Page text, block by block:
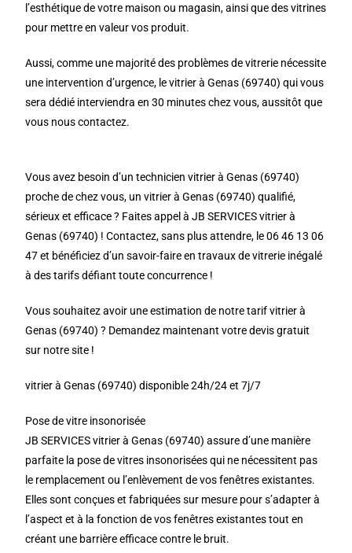
l’esthétique de votre maison ou magasin, ainsi que des vitrines
pour mettre en valeur vos produit.
Aussi, comme une majorité des problèmes de vitrerie nécessite
une intervention d’urgence, le vitrier à Genas (69740) qui vous
sera dédié interviendra en 30 minutes chez vous, aussitôt que
vous nous contactez.
Vous avez besoin d’un technicien vitrier à Genas (69740)
proche de chez vous, un vitrier à Genas (69740) qualifié,
sérieux et efficace ? Faites appel à JB SERVICES vitrier à
Genas (69740) ! Contactez, sans plus attendre, le 06 46 13 06
47 et bénéficiez d’un savoir-faire en travaux de vitrerie inégalé
à des tarifs défiant toute concurrence !
Vous souhaitez avoir une estimation de notre tarif vitrier à
Genas (69740) ? Demandez maintenant votre devis gratuit
sur notre site !
vitrier à Genas (69740) disponible 24h/24 et 7j/7
Pose de vitre insonorisée
JB SERVICES vitrier à Genas (69740) assure d’une manière
parfaite la pose de vitres insonorisées qui ne nécessitent pas
le remplacement ou l’enlèvement de vos fenêtres existantes.
Elles sont conçues et fabriquées sur mesure pour s’adapter à
l’aspect et à la fonction de vos fenêtres existantes tout en
créant une barrière efficace contre le bruit.